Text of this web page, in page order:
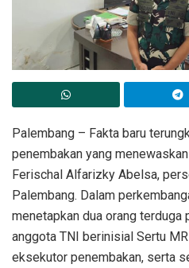
Palembang – Fakta baru
penembakan yang
Ferischal Alfarizky Abelsa,
Palembang. Dalam
menetapkan dua orang terduga
anggota TNI berinisial Sertu
eksekutor penembakan, serta